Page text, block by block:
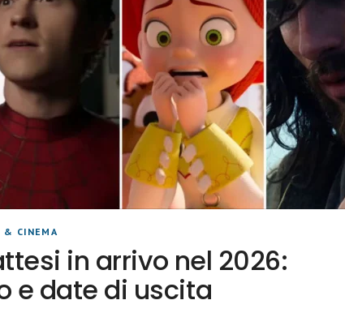
& CINEMA
in arrivo nel 2026:
e date di uscita